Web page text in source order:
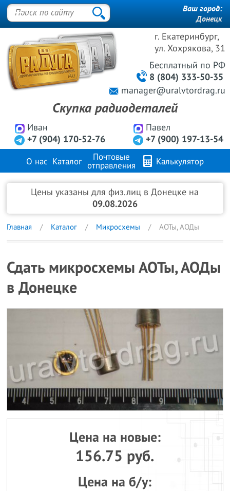
г. Екатеринбург,
ул. Хохрякова, 31
Иван
+7 (904) 170-52-76
Павел
+7 (900) 197-13-54
Бесплатный по РФ
8 (804) 333-50-35
manager@uralvtordrag.ru
Скупка радиодеталей
Ваш город:
Донецк
О нас Каталог
Почтовые
отправления
Калькулятор
Продажа металлов Контакты
Цены указаны для физ.лиц в Донецке на
09.08.2026
Главная Каталог Микросхемы АОТы, АОДы
Сдать микросхемы АОТы, АОДы
в Донецке
Цена на новые:
156.75 руб.
Цена на б/у: